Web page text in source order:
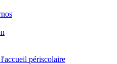
périscolaire